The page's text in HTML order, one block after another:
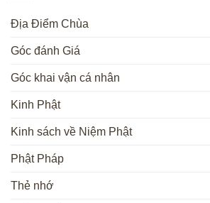
Địa Điểm Chùa
Góc đánh Giá
Góc khai vận cá nhân
Kinh Phật
Kinh sách về Niệm Phật
Phật Pháp
Thẻ nhớ